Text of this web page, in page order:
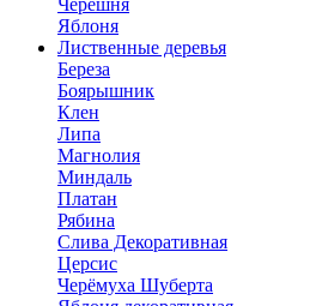
Черешня
Яблоня
Лиственные деревья
Береза
Боярышник
Клен
Липа
Магнолия
Миндаль
Платан
Рябина
Слива Декоративная
Церсис
Черёмуха Шуберта